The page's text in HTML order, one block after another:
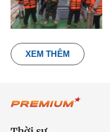
XEM THÊM